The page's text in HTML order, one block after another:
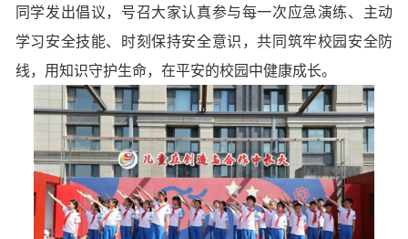
同学发出倡议，号召大家认真参与每一次应急演练、主动
学习安全技能、时刻保持安全意识，共同筑牢校园安全防
线，用知识守护生命，在平安的校园中健康成长。